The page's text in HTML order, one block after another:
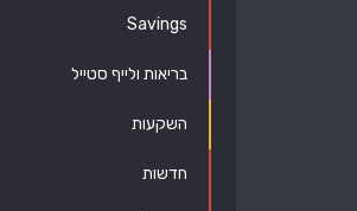
Savings
בריאות ולייף סטייל
השקעות
חדשות